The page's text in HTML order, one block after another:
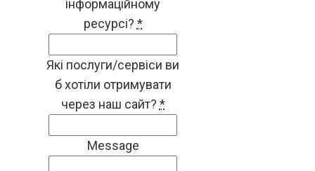
інформаційному
ресурсі? *
Які послуги/сервіси ви
б хотіли отримувати
через наш сайт? *
Message